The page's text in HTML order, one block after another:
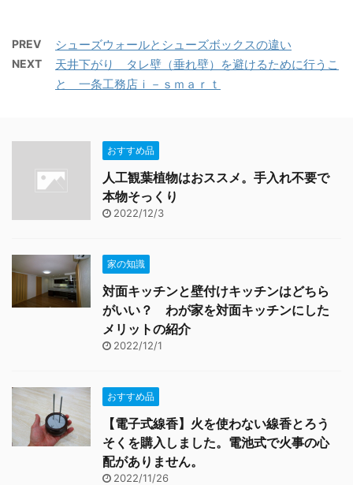
PREV シューズウォールとシューズボックスの違い
NEXT
天井下がり タレ壁（垂れ壁）を避けるために行うこ
と 一条工務店ｉ－ｓｍａｒｔ
おすすめ品
人工観葉植物はおススメ。手入れ不要で
本物そっくり
2022/12/3
家の知識
対面キッチンと壁付けキッチンはどちら
がいい？ わが家を対面キッチンにした
メリットの紹介
2022/12/1
おすすめ品
【電子式線香】火を使わない線香とろう
そくを購入しました。電池式で火事の心
配がありません。
2022/11/26